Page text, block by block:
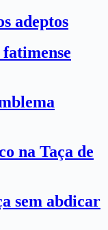
adeptos
na Taça de
sem abdicar